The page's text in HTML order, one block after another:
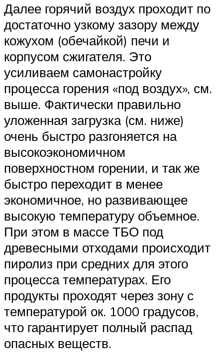
Далее горячий воздух проходит по
достаточно узкому зазору между
кожухом (обечайкой) печи и
корпусом сжигателя. Это
усиливаем самонастройку
процесса горения «под воздух», см.
выше. Фактически правильно
уложенная загрузка (см. ниже)
очень быстро разгоняется на
высокоэкономичном
поверхностном горении, и так же
быстро переходит в менее
экономичное, но развивающее
высокую температуру объемное.
При этом в массе ТБО под
древесными отходами происходит
пиролиз при средних для этого
процесса температурах. Его
продукты проходят через зону с
температурой ок. 1000 градусов,
что гарантирует полный распад
опасных веществ.